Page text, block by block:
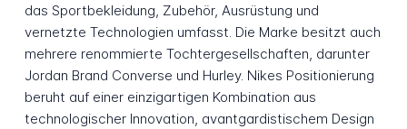
das Sportbekleidung, Zubehör, Ausrüstung und
vernetzte Technologien umfasst. Die Marke besitzt auch
mehrere renommierte Tochtergesellschaften, darunter
Jordan Brand Converse und Hurley. Nikes Positionierung
beruht auf einer einzigartigen Kombination aus
technologischer Innovation, avantgardistischem Design